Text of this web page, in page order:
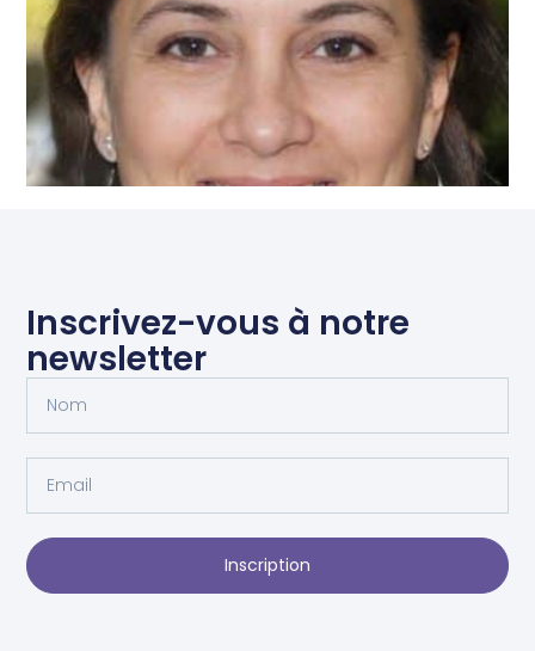
Inscrivez-vous à notre
newsletter
Inscription